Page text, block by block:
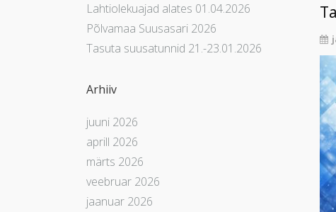
Lahtiolekuajad alates 01.04.2026
Põlvamaa Suusasari 2026
Tasuta suusatunnid 21.-23.01.2026
Arhiiv
juuni 2026
aprill 2026
märts 2026
veebruar 2026
jaanuar 2026